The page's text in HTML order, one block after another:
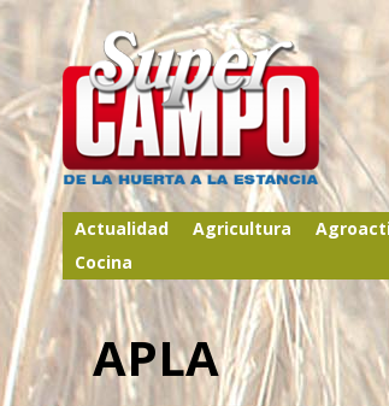
Actualidad Agricultura
Cocina
APLA